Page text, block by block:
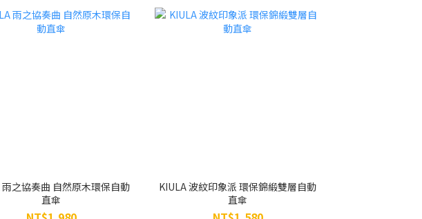
雨之協奏曲 自然原木環保自動
直傘
KIULA 波紋印象派 環保錦緞雙層自動
直傘